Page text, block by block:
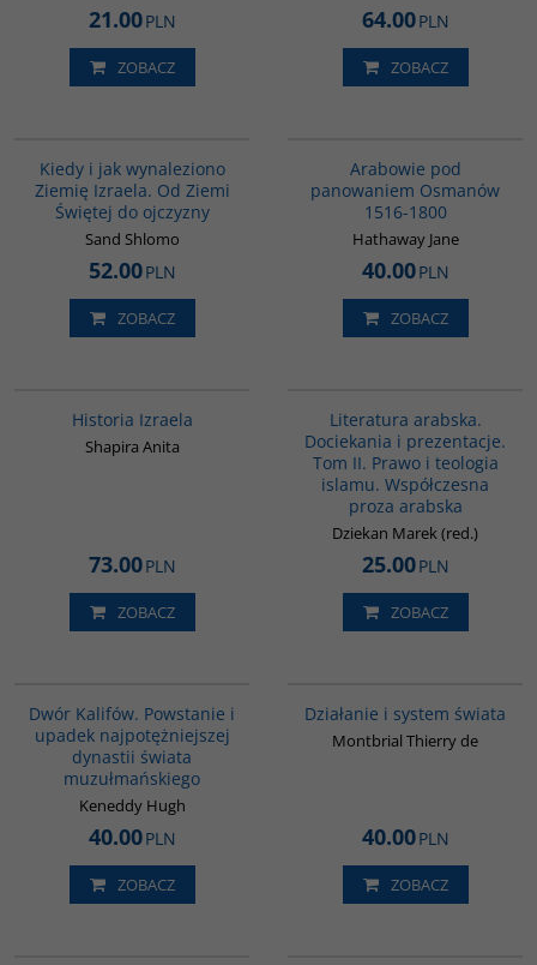
21.00PLN
ZOBACZ
64.00PLN
ZOBACZ
Kiedy i jak wynaleziono
Ziemię Izraela. Od Ziemi
Świętej do ojczyzny
Sand Shlomo
52.00PLN
ZOBACZ
Arabowie pod
panowaniem Osmanów
1516-1800
Hathaway Jane
40.00PLN
ZOBACZ
Historia Izraela
Shapira Anita
73.00PLN
ZOBACZ
Literatura arabska.
Dociekania i prezentacje.
Tom II. Prawo i teologia
islamu. Współczesna
proza arabska
Dziekan Marek (red.)
25.00PLN
ZOBACZ
Dwór Kalifów. Powstanie i
upadek najpotężniejszej
dynastii świata
muzułmańskiego
Keneddy Hugh
40.00PLN
ZOBACZ
Działanie i system świata
Montbrial Thierry de
40.00PLN
ZOBACZ